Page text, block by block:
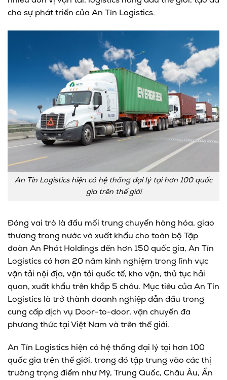
cho sự phát triển của An Tín Logistics.
An Tín Logistics hiện có hệ thống đại lý tại hơn 100 quốc
gia trên thế giới
Đóng vai trò là đầu mối trung chuyển hàng hóa, giao
thương trong nước và xuất khẩu cho toàn bộ Tập
đoàn An Phát Holdings đến hơn 150 quốc gia, An Tín
Logistics có hơn 20 năm kinh nghiệm trong lĩnh vực
vận tải nội địa, vận tải quốc tế, kho vận, thủ tục hải
quan, xuất khẩu trên khắp 5 châu. Mục tiêu của An Tín
Logistics là trở thành doanh nghiệp dẫn đầu trong
cung cấp dịch vụ Door-to-door, vận chuyển đa
phương thức tại Việt Nam và trên thế giới.
An Tín Logistics hiện có hệ thống đại lý tại hơn 100
quốc gia trên thế giới, trong đó tập trung vào các thị
trường trọng điểm như Mỹ, Trung Quốc, Châu Âu, Ấn